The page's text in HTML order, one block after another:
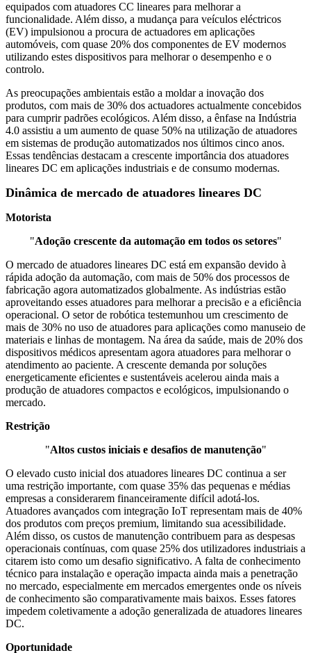
equipados com atuadores CC lineares para melhorar a
funcionalidade. Além disso, a mudança para veículos eléctricos
(EV) impulsionou a procura de actuadores em aplicações
automóveis, com quase 20% dos componentes de EV modernos
utilizando estes dispositivos para melhorar o desempenho e o
controlo.
As preocupações ambientais estão a moldar a inovação dos
produtos, com mais de 30% dos actuadores actualmente concebidos
para cumprir padrões ecológicos. Além disso, a ênfase na Indústria
4.0 assistiu a um aumento de quase 50% na utilização de atuadores
em sistemas de produção automatizados nos últimos cinco anos.
Essas tendências destacam a crescente importância dos atuadores
lineares DC em aplicações industriais e de consumo modernas.
Dinâmica de mercado de atuadores lineares DC
Motorista
"Adoção crescente da automação em todos os setores"
O mercado de atuadores lineares DC está em expansão devido à
rápida adoção da automação, com mais de 50% dos processos de
fabricação agora automatizados globalmente. As indústrias estão
aproveitando esses atuadores para melhorar a precisão e a eficiência
operacional. O setor de robótica testemunhou um crescimento de
mais de 30% no uso de atuadores para aplicações como manuseio de
materiais e linhas de montagem. Na área da saúde, mais de 20% dos
dispositivos médicos apresentam agora atuadores para melhorar o
atendimento ao paciente. A crescente demanda por soluções
energeticamente eficientes e sustentáveis ​​acelerou ainda mais a
produção de atuadores compactos e ecológicos, impulsionando o
mercado.
Restrição
"Altos custos iniciais e desafios de manutenção"
O elevado custo inicial dos atuadores lineares DC continua a ser
uma restrição importante, com quase 35% das pequenas e médias
empresas a considerarem financeiramente difícil adotá-los.
Atuadores avançados com integração IoT representam mais de 40%
dos produtos com preços premium, limitando sua acessibilidade.
Além disso, os custos de manutenção contribuem para as despesas
operacionais contínuas, com quase 25% dos utilizadores industriais a
citarem isto como um desafio significativo. A falta de conhecimento
técnico para instalação e operação impacta ainda mais a penetração
no mercado, especialmente em mercados emergentes onde os níveis
de conhecimento são comparativamente mais baixos. Esses fatores
impedem coletivamente a adoção generalizada de atuadores lineares
DC.
Oportunidade